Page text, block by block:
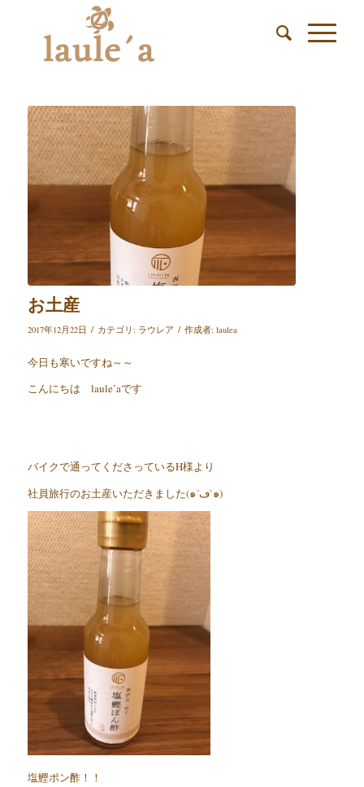
お土産
2017年12月22日 / カテゴリ: ラウレア / 作成者: laulea
今日も寒いですね～～
こんにちは laule’aです
バイクで通ってくださっているH様より
社員旅行のお土産いただきました(๑´ڡ`๑)
塩鰹ポン酢！！